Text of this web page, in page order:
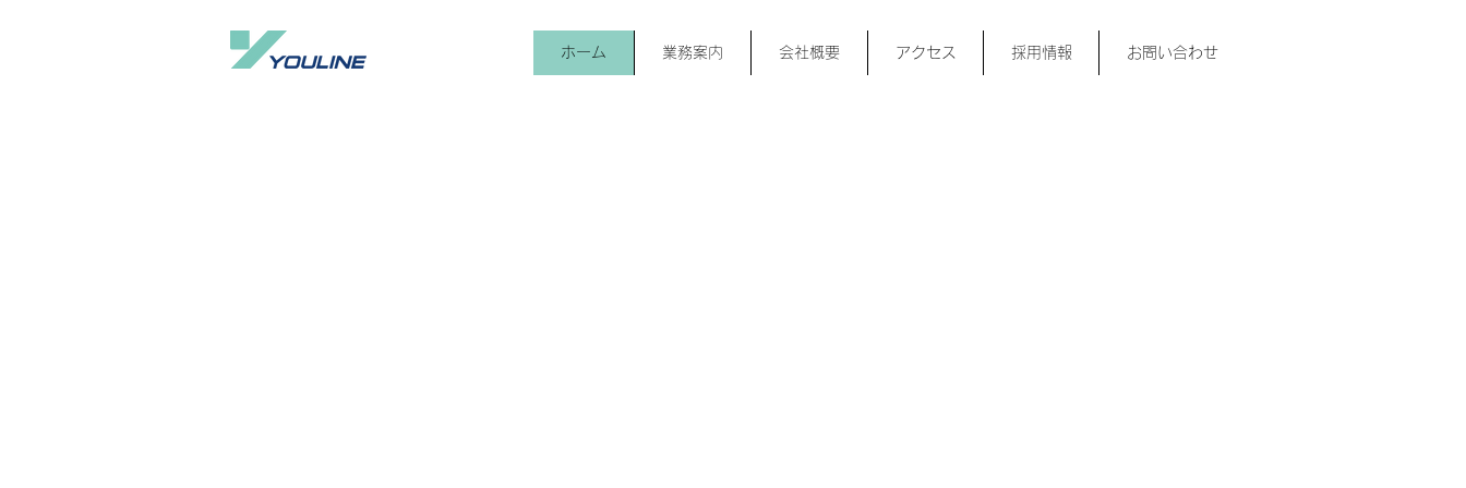
ホーム 業務案内 会社概要 アクセス 採用情報 お問い合わせ